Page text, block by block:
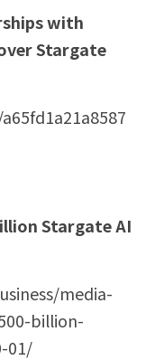
with
Stargate
Stargate AI
media-
billion-
01/